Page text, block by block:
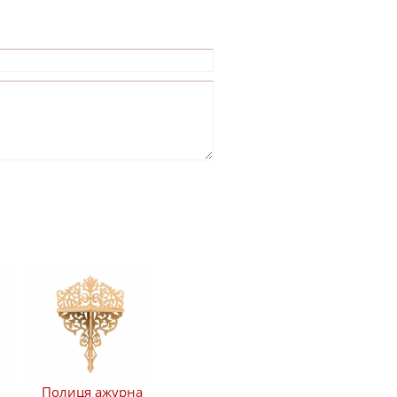
Полиця ажурна